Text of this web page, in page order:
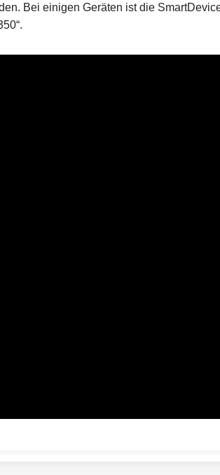
Bei einigen Geräten ist die